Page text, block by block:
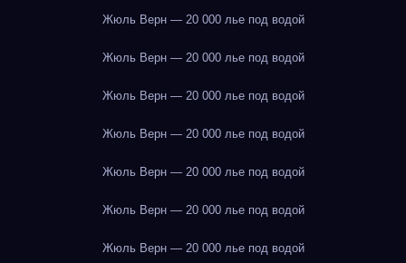
Жюль Верн — 20 000 лье под водой
Жюль Верн — 20 000 лье под водой
Жюль Верн — 20 000 лье под водой
Жюль Верн — 20 000 лье под водой
Жюль Верн — 20 000 лье под водой
Жюль Верн — 20 000 лье под водой
Жюль Верн — 20 000 лье под водой